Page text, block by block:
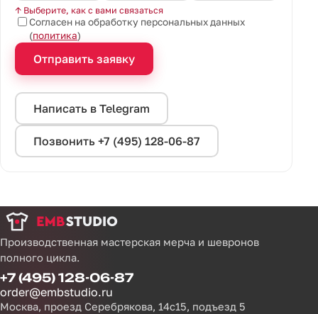
↑ Выберите, как с вами связаться
Согласен на обработку персональных данных
(политика)
Отправить заявку
Написать в Telegram
Позвонить +7 (495) 128-06-87
Производственная мастерская мерча и шевронов
полного цикла.
+7 (495) 128-06-87
order@embstudio.ru
Москва, проезд Серебрякова, 14с15, подъезд 5